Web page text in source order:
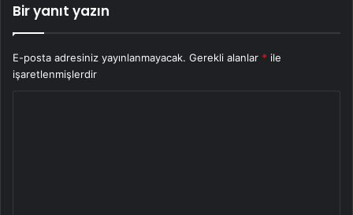
Bir yanıt yazın
E-posta adresiniz yayınlanmayacak. Gerekli alanlar * ile
işaretlenmişlerdir